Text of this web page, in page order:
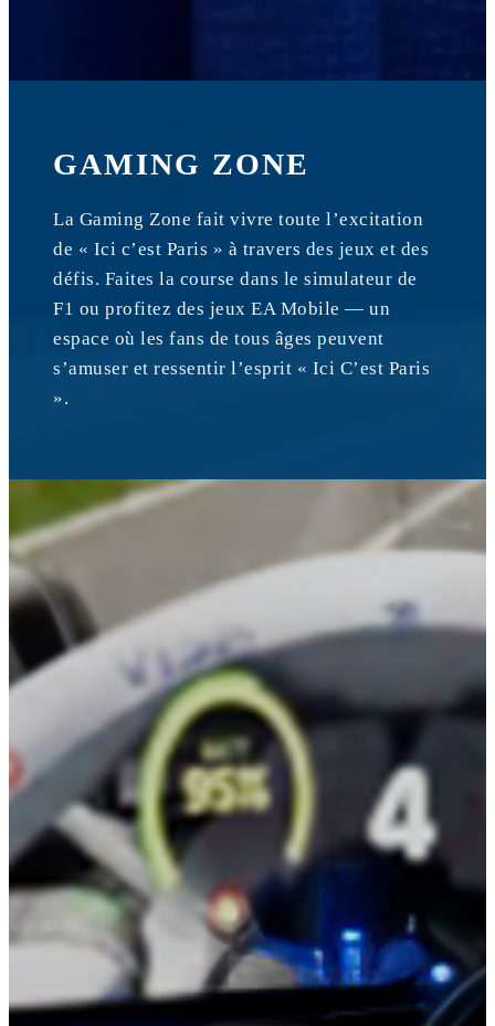
GAMING ZONE
La Gaming Zone fait vivre toute l’excitation
de « Ici c’est Paris » à travers des jeux et des
défis. Faites la course dans le simulateur de
F1 ou profitez des jeux EA Mobile — un
espace où les fans de tous âges peuvent
s’amuser et ressentir l’esprit « Ici C’est Paris
».